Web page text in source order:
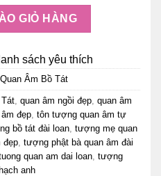
Tượng Quan Âm Bột Đá
GIỎ HÀNG
sách yêu thích
Âm Bồ Tát
quan âm ngồi đẹp quan âm
đẹp tôn tượng quan âm tự
bồ tát đài loan tượng mẹ quan
đẹp tượng phật bà quan âm đài
quan am dai loan tượng
anh